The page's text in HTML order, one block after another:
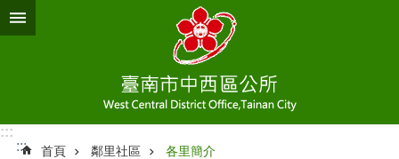
跳到主要內容區塊
:::
:::
首頁 鄰里社區 各里簡介